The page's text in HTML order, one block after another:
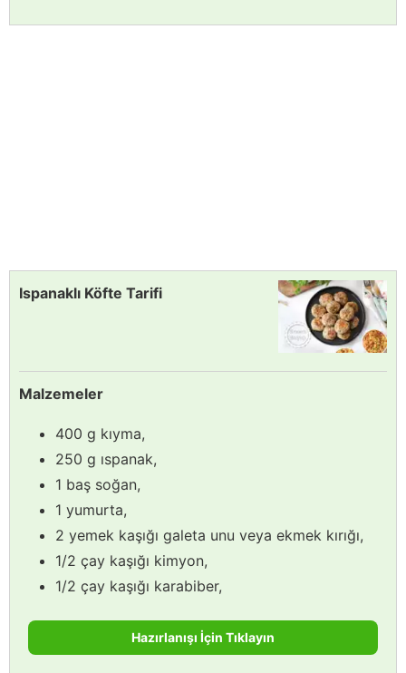
Ispanaklı Köfte Tarifi
Malzemeler
400 g kıyma,
250 g ıspanak,
1 baş soğan,
1 yumurta,
2 yemek kaşığı galeta unu veya ekmek kırığı,
1/2 çay kaşığı kimyon,
1/2 çay kaşığı karabiber,
Hazırlanışı İçin Tıklayın